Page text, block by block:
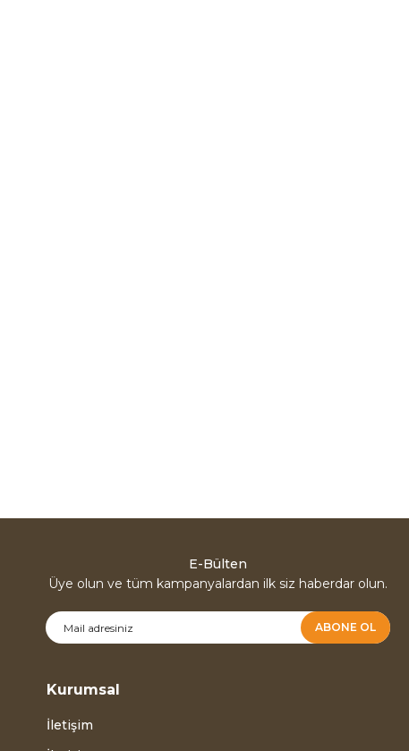
E-Bülten
Üye olun ve tüm kampanyalardan ilk siz haberdar olun.
ABONE OL
Kurumsal
İletişim